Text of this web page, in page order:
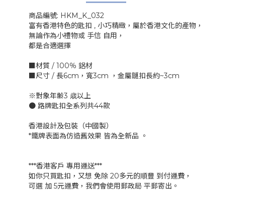
商品編號: HKM_K_032
富有香港特色的匙扣 , 小巧精緻，屬於香港文化的產物，
無論作為小禮物或 手信 自用，
都是合適選擇
■材質 / 100％ 鋁材
■尺寸 / 長6cm，寬3cm ，金屬鏈扣長約~3cm
※對象年齢3 歳以上
● 路牌匙扣全系列共44款
香港設計及包裝（中國製）
*鐵牌表面為仿造舊效果 皆為全新品 。
***香港客戶 專用運送***
如你只買匙扣，又想 免除 20多元的順豐 到付運費，
可選 加 5元運費，我們會使用郵政局 平郵寄出。